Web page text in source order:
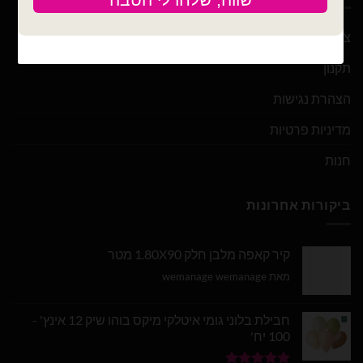
צור קשר
תקנון
הצהרת נגישות
מדיניות פרטיות
חנות
ביקורות אחרונות
קיר קאפה מלבן חלק 1.80X90 מטר
מאת wemanage wemanage
חבילת בלוני גומי איטלקי מיקס בוהו שיק 12 אינץ' -
100 יח'